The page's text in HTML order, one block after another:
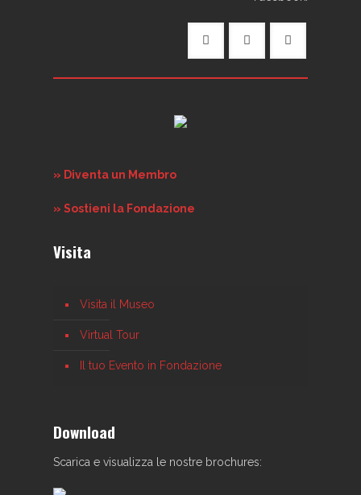
» Diventa un Membro
» Sostieni la Fondazione
Visita
Visita il Museo
Virtual Tour
Il tuo Evento in Fondazione
Download
Scarica e visualizza le nostre brochures: